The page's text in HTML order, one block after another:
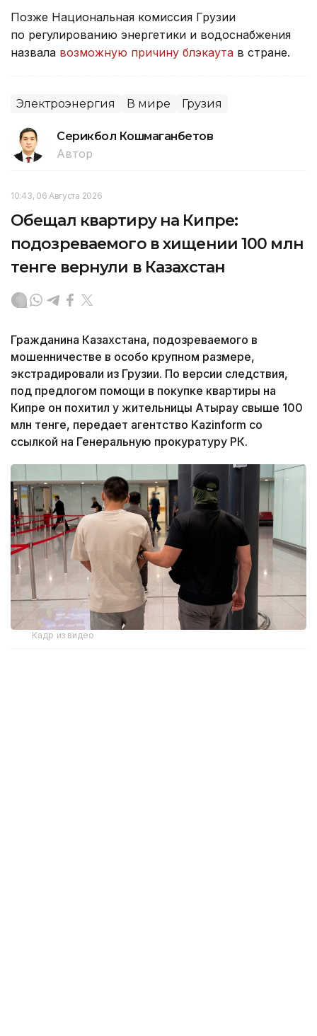
Позже Национальная комиссия Грузии
по регулированию энергетики и водоснабжения
назвала возможную причину блэкаута в стране.
Электроэнергия В мире Грузия
Серикбол Кошмаганбетов
Автор
10:43, 06 Августа 2026
Обещал квартиру на Кипре:
подозреваемого в хищении 100 млн
тенге вернули в Казахстан
Гражданина Казахстана, подозреваемого в
мошенничестве в особо крупном размере,
экстрадировали из Грузии. По версии следствия,
под предлогом помощи в покупке квартиры на
Кипре он похитил у жительницы Атырау свыше 100
млн тенге, передает агентство Kazinform со
ссылкой на Генеральную прокуратуру РК.
Кадр из видео